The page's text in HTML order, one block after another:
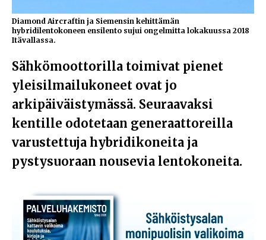
Diamond Aircraftin ja Siemensin kehittämän
hybridilentokoneen ensilento sujui ongelmitta lokakuussa 2018
Itävallassa.
Sähkömoottorilla toimivat pienet
yleisilmailukoneet ovat jo
arkipäiväistymässä. Seuraavaksi
kentille odotetaan generaattoreilla
varustettuja hybridikoneita ja
pystysuoraan nousevia lentokoneita.